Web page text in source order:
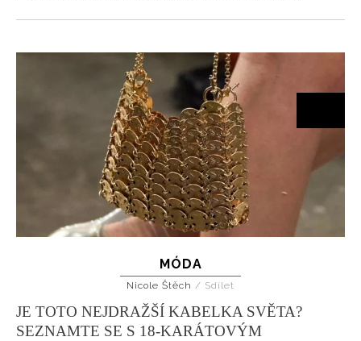
MÓDA
Nicole Štěch / Sdílet
JE TOTO NEJDRAŽŠÍ KABELKA SVĚTA?
SEZNAMTE SE S 18-KARÁTOVÝM